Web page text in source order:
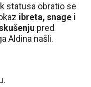
statusa obratio se
ibreta, snage i
pred
Aldina našli.